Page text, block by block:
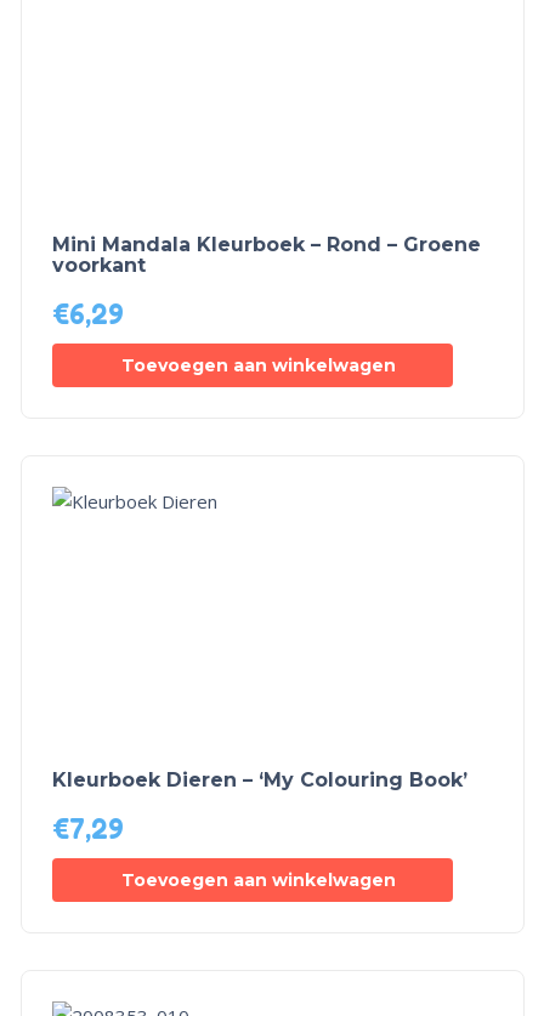
Mini Mandala Kleurboek – Rond – Groene
voorkant
€6,29
Toevoegen aan winkelwagen
Kleurboek Dieren – ‘My Colouring Book’
€7,29
Toevoegen aan winkelwagen